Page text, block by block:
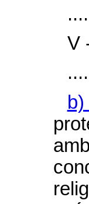
V
b)